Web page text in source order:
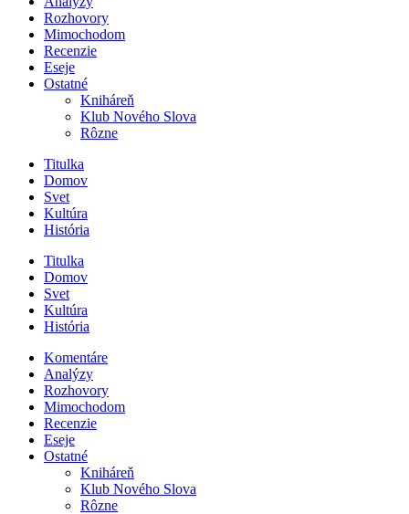
Rozhovory
Mimochodom
Recenzie
Eseje
Ostatné
Kniháreň
Klub Nového Slova
Rôzne
Titulka
Domov
Svet
Kultúra
História
Titulka
Domov
Svet
Kultúra
História
Komentáre
Analýzy
Rozhovory
Mimochodom
Recenzie
Eseje
Ostatné
Kniháreň
Klub Nového Slova
Rôzne